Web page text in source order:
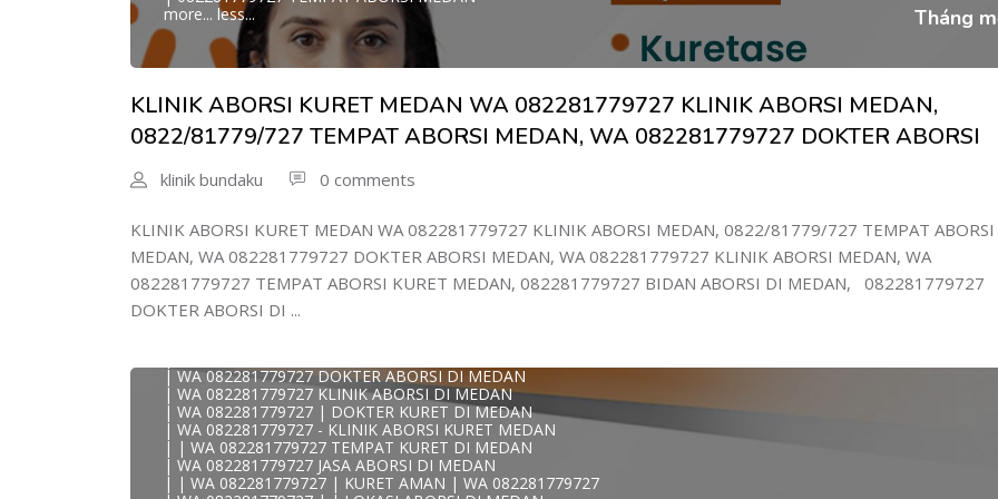
more... less... Tháng
KLINIK ABORSI KURET MEDAN WA 082281779727 KLINIK ABORSI MEDAN,
0822/81779/727 TEMPAT ABORSI MEDAN, WA 082281779727 DOKTER ABORSI
klinik bundaku 0 comments
KLINIK ABORSI KURET MEDAN WA 082281779727 KLINIK ABORSI MEDAN, 0822/81779/727 TEMPAT ABORSI
MEDAN, WA 082281779727 DOKTER ABORSI MEDAN, WA 082281779727 KLINIK ABORSI MEDAN, WA
082281779727 TEMPAT ABORSI KURET MEDAN, 082281779727 BIDAN ABORSI DI MEDAN, 082281779727
DOKTER ABORSI DI ...
| WA 082/281779/727 KLINIK ABORSI KURET DI MEDAN
| WA 082281779727 DOKTER KURET DI MEDAN
WA 082281779727 DOKTER ABORSI DI MEDAN
| WA 08228*1779*727 TEMPAT KURET DI MEDAN
| WA 0822#8177#9727 TEMPAT ABORSI MEDAN
| | WA 082281779727 | | LOKASI ABORSI DI MEDAN
| ABORSI AMAN DI MEDAN
WA 082281779727 BIDAN MELAYANI KURET WA 0822817797
| TEMPAT ABORSI DI MEDAN
| HTTPS://WA.ME/6282281779727 WA 082-281-779-727 K
| WA 082281779727 KLINIK ABORSI KURET DI MEDAN
| WA 082281779727 TEMPAT ABORSI DI MEDAN
| WA 082281779727 BIDAN ABORSI DI MEDAN
| WA 082281779727 TEMPAT ABORSI MEDAN
| WA 082281779727 DOKTER ABORSI DI MEDAN
| WA 082281779727 KLINIK ABORSI DI MEDAN
| WA 082281779727 | DOKTER KURET DI MEDAN
| WA 082281779727 - KLINIK ABORSI KURET MEDAN
| | WA 082281779727 TEMPAT KURET DI MEDAN
| WA 082281779727 JASA ABORSI DI MEDAN
| | WA 082281779727 | KURET AMAN | WA 082281779727
KLINIK ABORSI KURET MEDAN WA 082281779727 KLINIK A
0822/81779/727 TEMPAT ABORSI MEDAN
WA 082281779727 DOKTER ABORSI MEDAN
WA 082281779727 KLINIK ABORSI MEDAN